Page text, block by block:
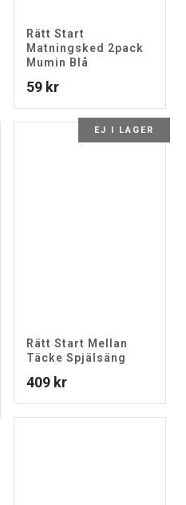
Rätt Start
Matningsked 2pack
Mumin Blå
59 kr
EJ I LAGER
Rätt Start Mellan
Täcke Spjälsäng
409 kr